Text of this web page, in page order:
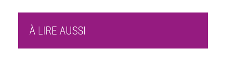
À LIRE AUSSI